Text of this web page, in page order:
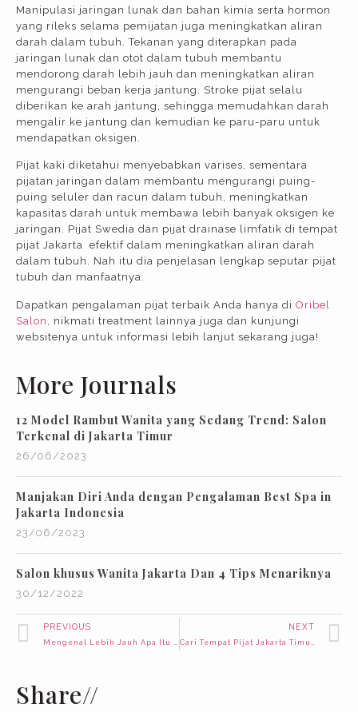
Manipulasi jaringan lunak dan bahan kimia serta hormon
yang rileks selama pemijatan juga meningkatkan aliran
darah dalam tubuh. Tekanan yang diterapkan pada
jaringan lunak dan otot dalam tubuh membantu
mendorong darah lebih jauh dan meningkatkan aliran
mengurangi beban kerja jantung. Stroke pijat selalu
diberikan ke arah jantung, sehingga memudahkan darah
mengalir ke jantung dan kemudian ke paru-paru untuk
mendapatkan oksigen.
Pijat kaki diketahui menyebabkan varises, sementara
pijatan jaringan dalam membantu mengurangi puing-
puing seluler dan racun dalam tubuh, meningkatkan
kapasitas darah untuk membawa lebih banyak oksigen ke
jaringan. Pijat Swedia dan pijat drainase limfatik di tempat
pijat Jakarta efektif dalam meningkatkan aliran darah
dalam tubuh. Nah itu dia penjelasan lengkap seputar pijat
tubuh dan manfaatnya.
Dapatkan pengalaman pijat terbaik Anda hanya di Oribel
Salon
, nikmati treatment lainnya juga dan kunjungi
websitenya untuk informasi lebih lanjut sekarang juga!
More Journals
12 Model Rambut Wanita yang Sedang Trend: Salon
Terkenal di Jakarta Timur
26/06/2023
Manjakan Diri Anda dengan Pengalaman Best Spa in
Jakarta Indonesia
23/06/2023
Salon khusus Wanita Jakarta Dan 4 Tips Menariknya
30/12/2022
PREVIOUS NEXT
Share//